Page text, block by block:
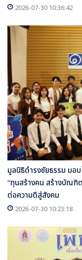
2026-07-30 10:36:42
มูลนิธิดำรงชัยธรรม มอ
“ทุนสร้างคน สร้างบัณฑิ
ต่อความดีสู่สังคม
2026-07-30 10:23:18